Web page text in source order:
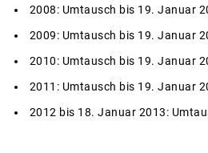
2008: Umtausch bis 19. Januar
2009: Umtausch bis 19. Januar
2010: Umtausch bis 19. Januar
2011: Umtausch bis 19. Januar
2012 bis 18. Januar 2013: